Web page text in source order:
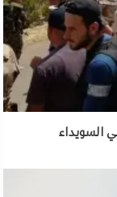
السويداء